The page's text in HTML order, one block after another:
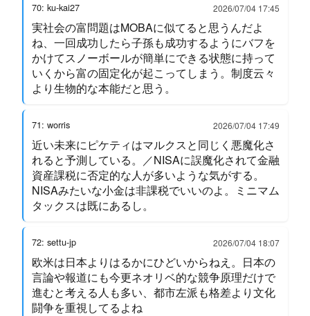
70: ku-kai27 2026/07/04 17:45
実社会の富問題はMOBAに似てると思うんだよ
ね、一回成功したら子孫も成功するようにバフを
かけてスノーボールが簡単にできる状態に持って
いくから富の固定化が起こってしまう。制度云々
より生物的な本能だと思う。
71: worris 2026/07/04 17:49
近い未来にピケティはマルクスと同じく悪魔化さ
れると予測している。／NISAに誤魔化されて金融
資産課税に否定的な人が多いような気がする。
NISAみたいな小金は非課税でいいのよ。ミニマム
タックスは既にあるし。
72: settu-jp 2026/07/04 18:07
欧米は日本よりはるかにひどいからねえ。日本の
言論や報道にも今更ネオリベ的な競争原理だけで
進むと考える人も多い、都市左派も格差より文化
闘争を重視してるよね